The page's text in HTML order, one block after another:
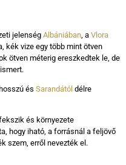
jelenség Albániában, a Vlora
kék vize egy több mint ötven
ötven méterig ereszkedtek le, de
és Sarandától délre
és környezete
hogy iható, a forrásnál a feljövő
szem, erről nevezték el.